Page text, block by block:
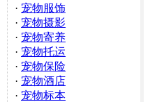
· 宠物服饰
· 宠物摄影
· 宠物寄养
· 宠物托运
· 宠物保险
· 宠物酒店
· 宠物标本